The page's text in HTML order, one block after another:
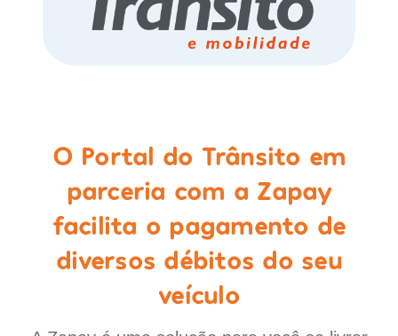
O Portal do Trânsito em
parceria com a Zapay
facilita o pagamento de
diversos débitos do seu
veículo